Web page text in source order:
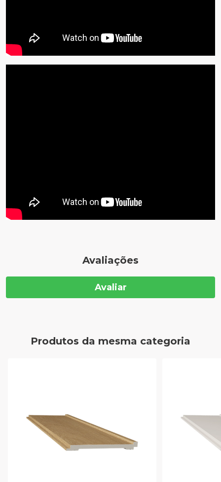
Avaliações
Avaliar
Produtos da mesma categoria